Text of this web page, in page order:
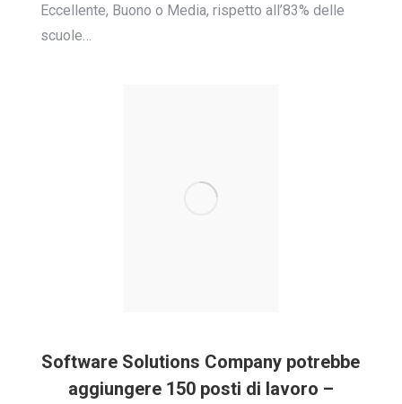
Eccellente, Buono o Media, rispetto all’83% delle
scuole…
Software Solutions Company potrebbe
aggiungere 150 posti di lavoro –